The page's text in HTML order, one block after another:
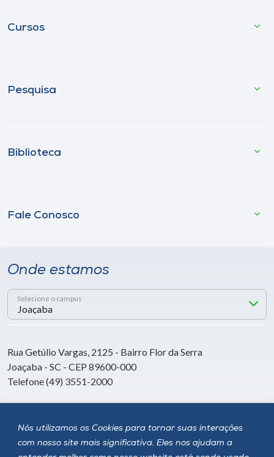
Nós utilizamos os Cookies para tornar suas interações
com nosso site mais significativa. Eles nos ajudam a
Cursos
Pesquisa
Biblioteca
Fale Conosco
Onde estamos
Selecione o campus
Rua Getúlio Vargas, 2125 - Bairro Flor da Serra
Joaçaba - SC - CEP 89600-000
Telefone (49) 3551-2000
Siga a Unoesc